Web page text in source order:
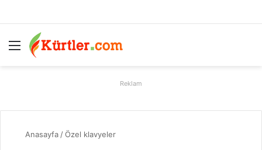
Menü
Reklam
Anasayfa /Özel klavyeler